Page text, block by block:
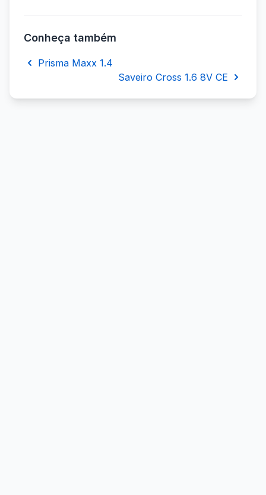
Conheça também
Prisma Maxx 1.4
Saveiro Cross 1.6 8V CE